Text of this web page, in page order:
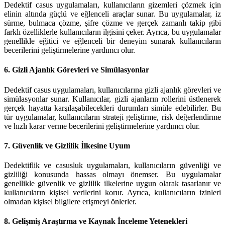
Dedektif casus uygulamaları, kullanıcıların gizemleri çözmek için
elinin altında güçlü ve eğlenceli araçlar sunar. Bu uygulamalar, iz
sürme, bulmaca çözme, şifre çözme ve gerçek zamanlı takip gibi
farklı özelliklerle kullanıcıların ilgisini çeker. Ayrıca, bu uygulamalar
genellikle eğitici ve eğlenceli bir deneyim sunarak kullanıcıların
becerilerini geliştirmelerine yardımcı olur.
6. Gizli Ajanlık Görevleri ve Simülasyonlar
Dedektif casus uygulamaları, kullanıcılarına gizli ajanlık görevleri ve
simülasyonlar sunar. Kullanıcılar, gizli ajanların rollerini üstlenerek
gerçek hayatta karşılaşabilecekleri durumları simüle edebilirler. Bu
tür uygulamalar, kullanıcıların strateji geliştirme, risk değerlendirme
ve hızlı karar verme becerilerini geliştirmelerine yardımcı olur.
7. Güvenlik ve Gizlilik İlkesine Uyum
Dedektiflik ve casusluk uygulamaları, kullanıcıların güvenliği ve
gizliliği konusunda hassas olmayı önemser. Bu uygulamalar
genellikle güvenlik ve gizlilik ilkelerine uygun olarak tasarlanır ve
kullanıcıların kişisel verilerini korur. Ayrıca, kullanıcıların izinleri
olmadan kişisel bilgilere erişmeyi önlerler.
8. Gelişmiş Araştırma ve Kaynak İnceleme Yetenekleri